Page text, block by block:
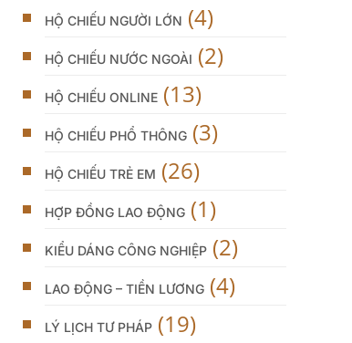
HỘ CHIẾU NGƯỜI LỚN (4)
HỘ CHIẾU NƯỚC NGOÀI (2)
HỘ CHIẾU ONLINE (13)
HỘ CHIẾU PHỔ THÔNG (3)
HỘ CHIẾU TRẺ EM (26)
HỢP ĐỒNG LAO ĐỘNG (1)
KIỂU DÁNG CÔNG NGHIỆP (2)
LAO ĐỘNG – TIỀN LƯƠNG (4)
LÝ LỊCH TƯ PHÁP (19)